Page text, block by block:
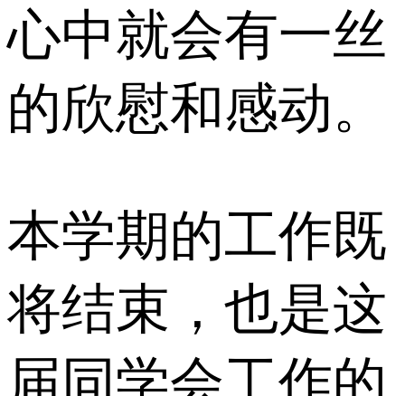
心中就会有一丝
的欣慰和感动。
本学期的工作既
将结束，也是这
届同学会工作的